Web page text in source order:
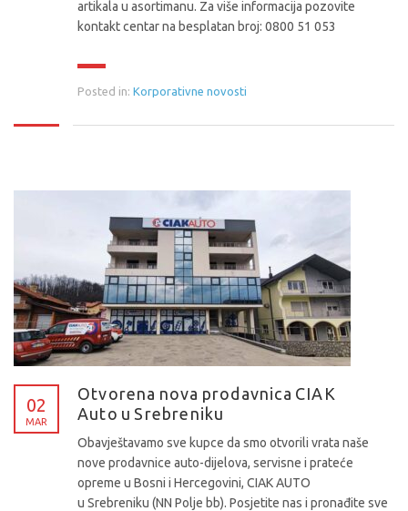
artikala u asortimanu. Za više informacija pozovite
kontakt centar na besplatan broj: 0800 51 053
Posted in: Korporativne novosti
02
MAR
Otvorena nova prodavnica CIAK
Auto u Srebreniku
Obavještavamo sve kupce da smo otvorili vrata naše
nove prodavnice auto-dijelova, servisne i prateće
opreme u Bosni i Hercegovini, CIAK AUTO
u Srebreniku (NN Polje bb). Posjetite nas i pronađite sve